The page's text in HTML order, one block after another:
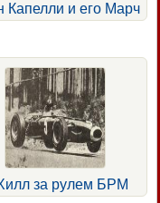
Капелли и его Марч
за рулем БРМ